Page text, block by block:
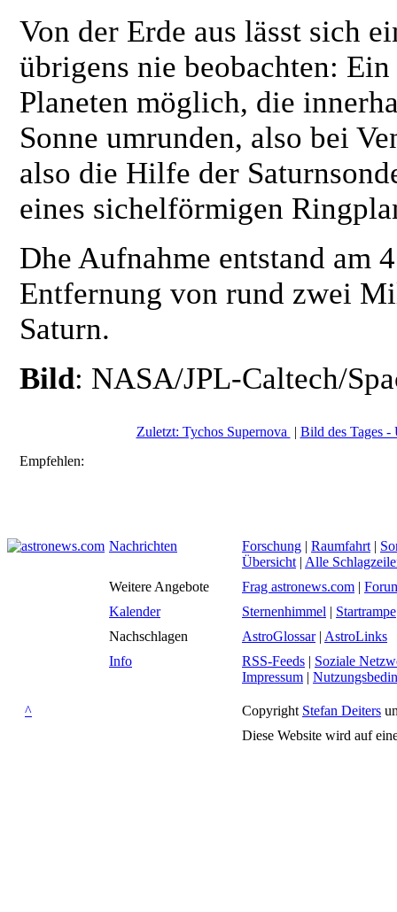
Von der Erde aus lässt sich
übrigens nie beobachten:
Planeten möglich, die
Sonne umrunden, also bei
also die Hilfe der
eines sichelförmigen
Dhe Aufnahme entstand am
Entfernung von rund zwei
Saturn.
Bild: NASA/JPL-Caltech/
Zuletzt: Tychos Supernova | Bild des Tages -
Empfehlen:
Nachrichten Forschung | Raumfahrt |
Übersicht | Alle
Weitere Angebote
Frag astronews.com |
Kalender
Sternenhimmel | Startrampe
Nachschlagen
AstroGlossar| AstroLinks
Info
RSS-Feeds | Soziale
Impressum |
^ Copyright Stefan Deiters
Diese Website wird auf